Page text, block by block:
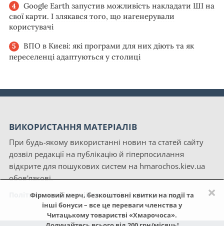
×
Фірмовий мерч, безкоштовні квитки на події та
інші бонуси – все це переваги членства у
Читацькому товаристві «Хмарочоса».
Google Earth запустив можливість накладати ШІ на
свої карти. І злякався того, що нагенерували
користувачі
ВПО в Києві: які програми для них діють та як
переселенці адаптуються у столиці
ВИКОРИСТАННЯ МАТЕРІАЛІВ
При будь-якому використанні новин та статей сайту
дозвіл редакції на публікацію й гіперпосилання
відкрите для пошукових систем на hmarochos.kiev.ua
обов'язкові.
Політика конфіденційності сайту «Хмарочос»